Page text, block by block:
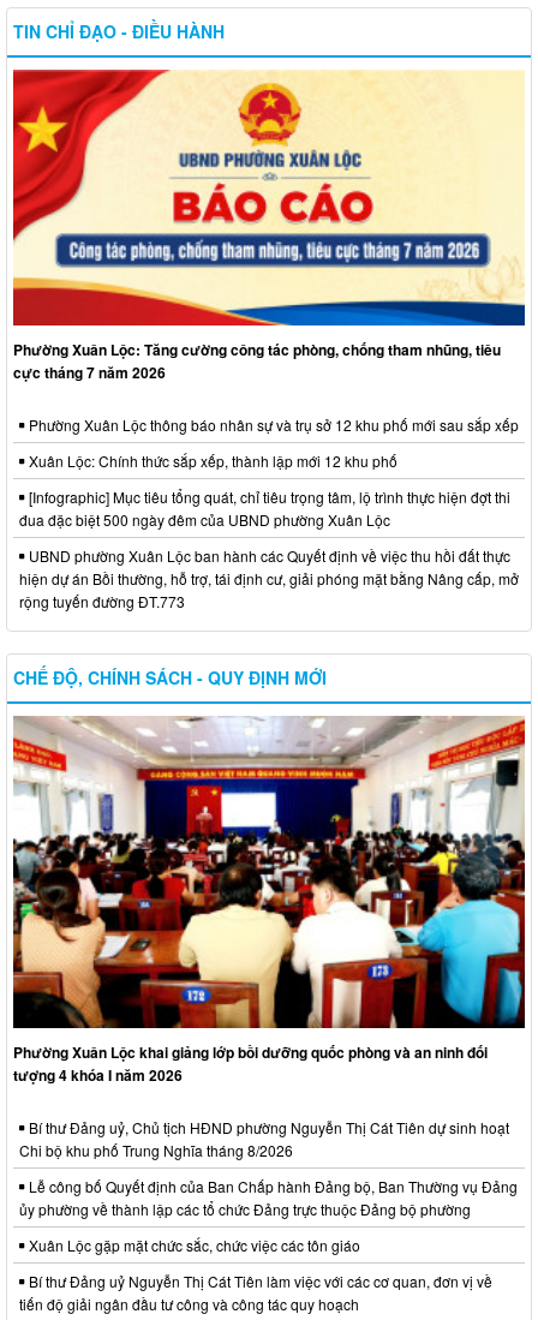
TIN CHỈ ĐẠO - ĐIỀU HÀNH
Phường Xuân Lộc: Tăng cường công tác phòng, chống tham nhũng, tiêu
cực tháng 7 năm 2026
Phường Xuân Lộc thông báo nhân sự và trụ sở 12 khu phố mới sau sắp xếp
Xuân Lộc: Chính thức sắp xếp, thành lập mới 12 khu phố
[Infographic] Mục tiêu tổng quát, chỉ tiêu trọng tâm, lộ trình thực hiện đợt thi
đua đặc biệt 500 ngày đêm của UBND phường Xuân Lộc
UBND phường Xuân Lộc ban hành các Quyết định về việc thu hồi đất thực
hiện dự án Bồi thường, hỗ trợ, tái định cư, giải phóng mặt bằng Nâng cấp, mở
rộng tuyến đường ĐT.773
CHẾ ĐỘ, CHÍNH SÁCH - QUY ĐỊNH MỚI
Phường Xuân Lộc khai giảng lớp bồi dưỡng quốc phòng và an ninh đối
tượng 4 khóa I năm 2026
Bí thư Đảng uỷ, Chủ tịch HĐND phường Nguyễn Thị Cát Tiên dự sinh hoạt
Chi bộ khu phố Trung Nghĩa tháng 8/2026
Lễ công bố Quyết định của Ban Chấp hành Đảng bộ, Ban Thường vụ Đảng
ủy phường về thành lập các tổ chức Đảng trực thuộc Đảng bộ phường
Xuân Lộc gặp mặt chức sắc, chức việc các tôn giáo
Bí thư Đảng uỷ Nguyễn Thị Cát Tiên làm việc với các cơ quan, đơn vị về
tiến độ giải ngân đầu tư công và công tác quy hoạch